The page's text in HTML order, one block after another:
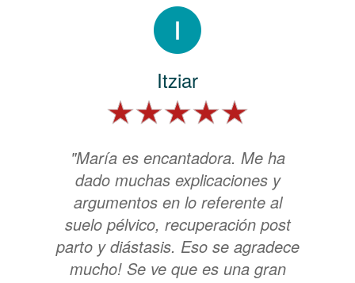
Itziar
"María es encantadora. Me ha
dado muchas explicaciones y
argumentos en lo referente al
suelo pélvico, recuperación post
parto y diástasis. Eso se agradece
mucho! Se ve que es una gran